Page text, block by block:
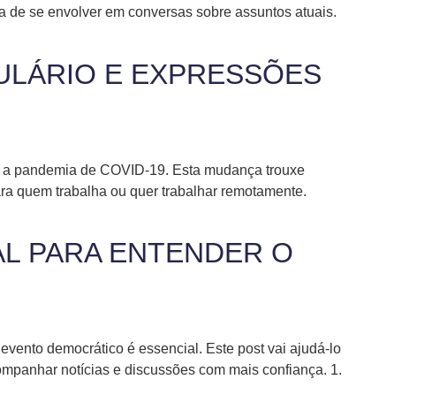
se envolver em conversas sobre assuntos atuais.
E EXPRESSÕES
pandemia de COVID-19. Esta mudança trouxe
quem trabalha ou quer trabalhar remotamente.
PARA ENTENDER O
democrático é essencial. Este post vai ajudá-lo
notícias e discussões com mais confiança. 1.